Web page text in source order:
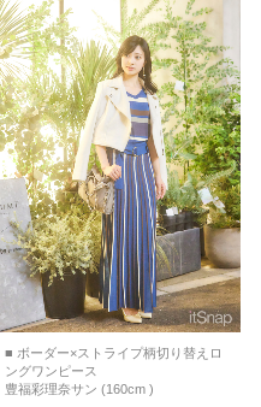
■ ボーダー×ストライプ柄切り替えロ
ングワンピース
豊福彩理奈サン (160cm )